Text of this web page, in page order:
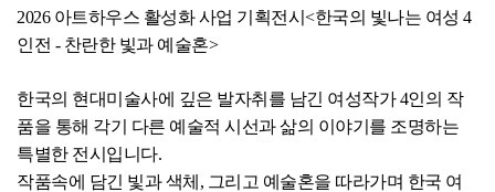
2026 아트하우스 활성화 사업 기획전시<한국의 빛나는 여성 4
인전 - 찬란한 빛과 예술혼>
한국의 현대미술사에 깊은 발자취를 남긴 여성작가 4인의 작
품을 통해 각기 다른 예술적 시선과 삶의 이야기를 조명하는
특별한 전시입니다.
작품속에 담긴 빛과 색체, 그리고 예술혼을 따라가며 한국 여